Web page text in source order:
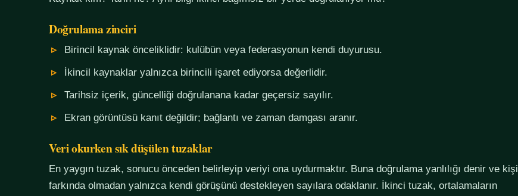
Doğrulama zinciri
Birincil kaynak önceliklidir: kulübün veya federasyonun kendi duyurusu.
İkincil kaynaklar yalnızca birincili işaret ediyorsa değerlidir.
Tarihsiz içerik, güncelliği doğrulanana kadar geçersiz sayılır.
Ekran görüntüsü kanıt değildir; bağlantı ve zaman damgası aranır.
Veri okurken sık düşülen tuzaklar
En yaygın tuzak, sonucu önceden belirleyip veriyi ona uydurmaktır. Buna doğrulama yanlılığı denir ve kişi
farkında olmadan yalnızca kendi görüşünü destekleyen sayılara odaklanır. İkinci tuzak, ortalamaların